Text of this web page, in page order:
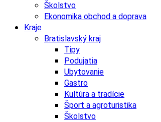
Školstvo
Ekonomika obchod a doprava
Kraje
Bratislavský kraj
Tipy
Podujatia
Ubytovanie
Gastro
Kultúra a tradície
Šport a agroturistika
Školstvo